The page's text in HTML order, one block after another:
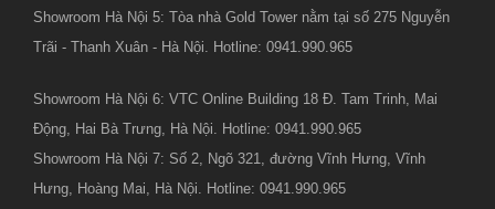
Showroom Hà Nội 5: Tòa nhà Gold Tower nằm tại số 275 Nguyễn
Trãi - Thanh Xuân - Hà Nội. Hotline: 0941.990.965
Showroom Hà Nội 6: VTC Online Building 18 Đ. Tam Trinh, Mai
Động, Hai Bà Trưng, Hà Nội. Hotline: 0941.990.965
Showroom Hà Nội 7: Số 2, Ngõ 321, đường Vĩnh Hưng, Vĩnh
Hưng, Hoàng Mai, Hà Nội. Hotline: 0941.990.965